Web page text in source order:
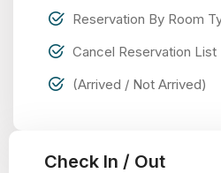
Reservation By Room
Cancel Reservation List
(Arrived / Not Arrived)
Check In / Out